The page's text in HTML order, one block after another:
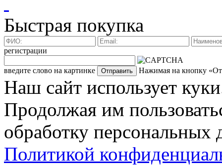
Быстрая покупка
регистрации
введите слово на картинке Нажимая на кнопку
Наш сайт использует
Продолжая им
обработку персональных
Политикой